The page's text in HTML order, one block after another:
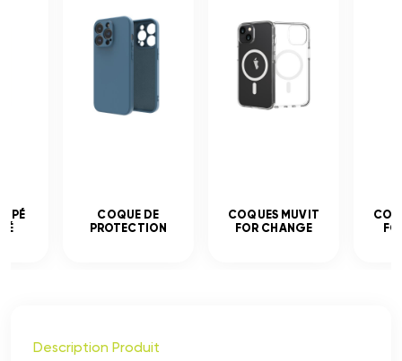
COQUE DE
PROTECTION
COQUES MUVIT
FOR CHANGE
Description Produit